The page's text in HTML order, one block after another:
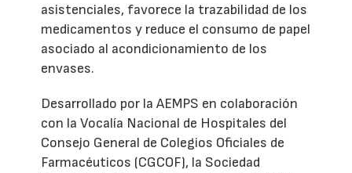
asistenciales, favorece la trazabilidad de los
medicamentos y reduce el consumo de papel
asociado al acondicionamiento de los
envases.
Desarrollado por la AEMPS en colaboración
con la Vocalía Nacional de Hospitales del
Consejo General de Colegios Oficiales de
Farmacéuticos (CGCOF), la Sociedad